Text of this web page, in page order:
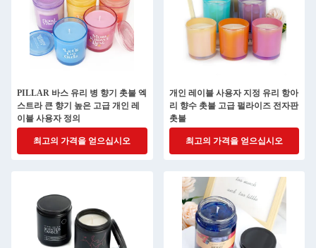
PILLAR 바스 유리 병 향기 촛불 엑
스트라 큰 향기 높은 고급 개인 레
이블 사용자 정의
최고의 가격을 얻으십시오
개인 레이블 사용자 지정 유리 항아
리 향수 촛불 고급 펄라이즈 전자판
촛불
최고의 가격을 얻으십시오